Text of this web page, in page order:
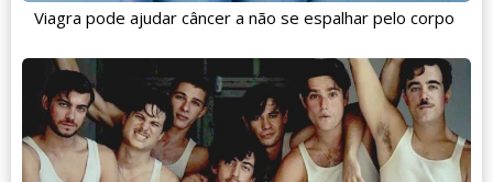
Viagra pode ajudar câncer a não se espalhar pelo corpo